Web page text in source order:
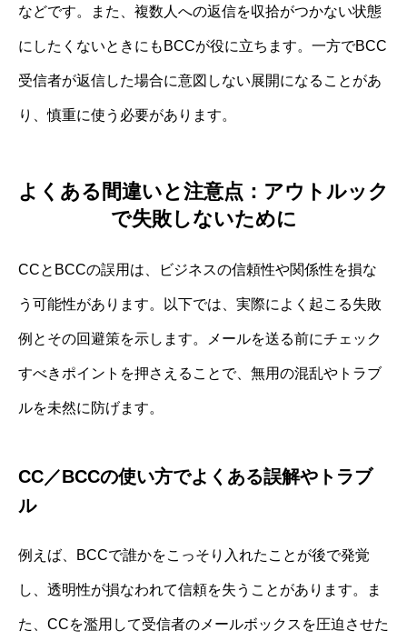
などです。また、複数人への返信を収拾がつかない状態
にしたくないときにもBCCが役に立ちます。一方でBCC
受信者が返信した場合に意図しない展開になることがあ
り、慎重に使う必要があります。
よくある間違いと注意点：アウトルック
で失敗しないために
CCとBCCの誤用は、ビジネスの信頼性や関係性を損な
う可能性があります。以下では、実際によく起こる失敗
例とその回避策を示します。メールを送る前にチェック
すべきポイントを押さえることで、無用の混乱やトラブ
ルを未然に防げます。
CC／BCCの使い方でよくある誤解やトラブ
ル
例えば、BCCで誰かをこっそり入れたことが後で発覚
し、透明性が損なわれて信頼を失うことがあります。ま
た、CCを濫用して受信者のメールボックスを圧迫させた